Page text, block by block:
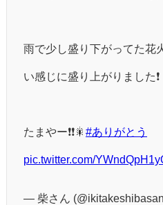
雨で少し盛り下がってた花
い感じに盛り上がりました❗
たまやー❗❗🎇 #ありがとう
pic.twitter.com/
— 柴さん